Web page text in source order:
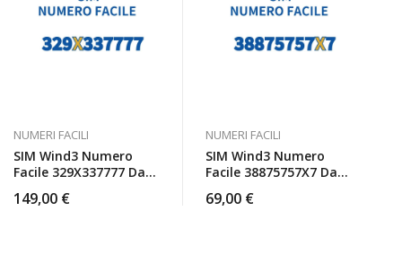
NUMERI FACILI
SIM Wind3 Numero
Facile 329X337777 Da
149,00 €
NUMERI FACILI
SIM Wind3 Numero
Facile 38875757X7 Da
69,00 €